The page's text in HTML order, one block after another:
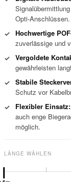
Opti-Anschlüssen.
✓ Hochwertige
zuverlässige und
✓ Vergoldete
gewährleisten
✓ Stabile
Schutz vor
✓
Flexibler Einsatz:
auch enge
möglich.
LÄNGE WÄHLEN